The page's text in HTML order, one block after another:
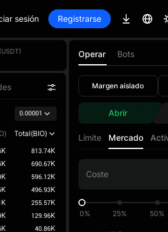
sesión Registrarse
0.00001
Total(BIO)
813.74K
690.67K
596.12K
496.93K
255.57K
129.96K
40.86K
Operar Bots
Margen aislado
Abrir
Límite Mercado
0% 25% 50%